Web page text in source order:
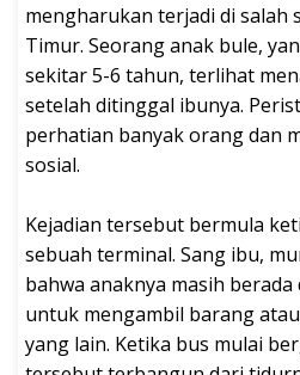
mengharukan terjadi di salah
Timur. Seorang anak bule,
sekitar 5-6 tahun, terlihat
setelah ditinggal ibunya.
perhatian banyak orang dan
sosial.
Kejadian tersebut bermula
sebuah terminal. Sang ibu,
bahwa anaknya masih
untuk mengambil barang
yang lain. Ketika bus mulai